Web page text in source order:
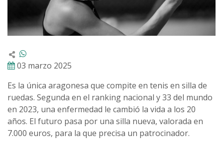
03 marzo 2025
Es la única aragonesa que compite en tenis en silla de
ruedas. Segunda en el ranking nacional y 33 del mundo
en 2023, una enfermedad le cambió la vida a los 20
años. El futuro pasa por una silla nueva, valorada en
7.000 euros, para la que precisa un patrocinador.